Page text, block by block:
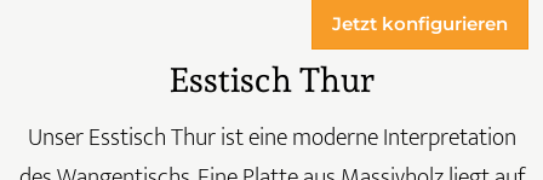
Jetzt konfigurieren
Esstisch Thur
Unser Esstisch Thur ist eine moderne Interpretation